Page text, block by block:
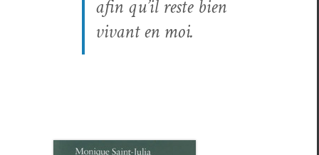
afin qu’il reste bien
vivant en moi.